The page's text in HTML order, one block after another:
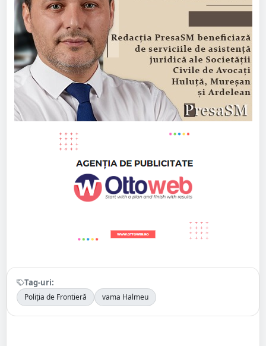
Tag-uri:
Poliția de Frontieră vama Halmeu